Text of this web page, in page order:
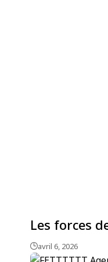
Les forces
avril 6, 2026